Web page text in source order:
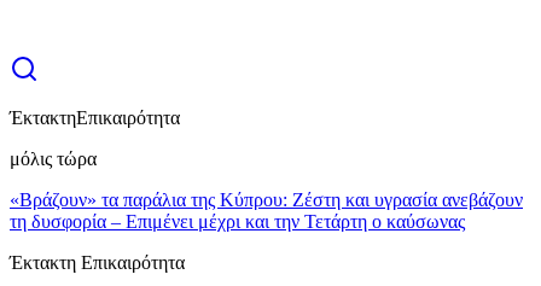
ΈκτακτηΕπικαιρότητα
μόλις τώρα
«Βράζουν» τα παράλια της Κύπρου: Ζέστη και υγρασία ανεβάζουν
τη δυσφορία – Επιμένει μέχρι και την Τετάρτη ο καύσωνας
Έκτακτη Επικαιρότητα